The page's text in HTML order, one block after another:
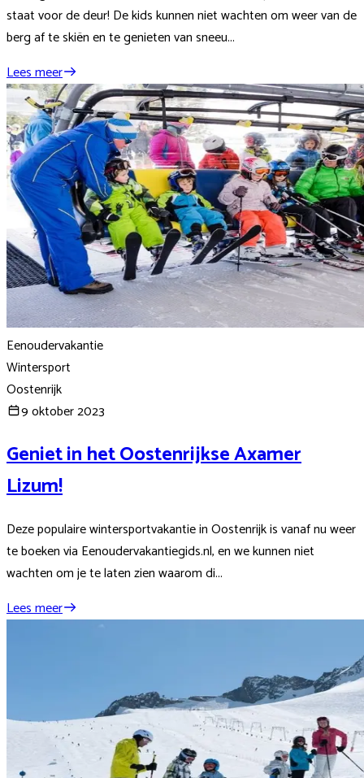
staat voor de deur! De kids kunnen niet wachten om weer van de
berg af te skiën en te genieten van sneeu...
Lees meer
Eenoudervakantie
Wintersport
Oostenrijk
9 oktober 2023
Geniet in het Oostenrijkse Axamer
Lizum!
Deze populaire wintersportvakantie in Oostenrijk is vanaf nu weer
te boeken via Eenoudervakantiegids.nl, en we kunnen niet
wachten om je te laten zien waarom di...
Lees meer